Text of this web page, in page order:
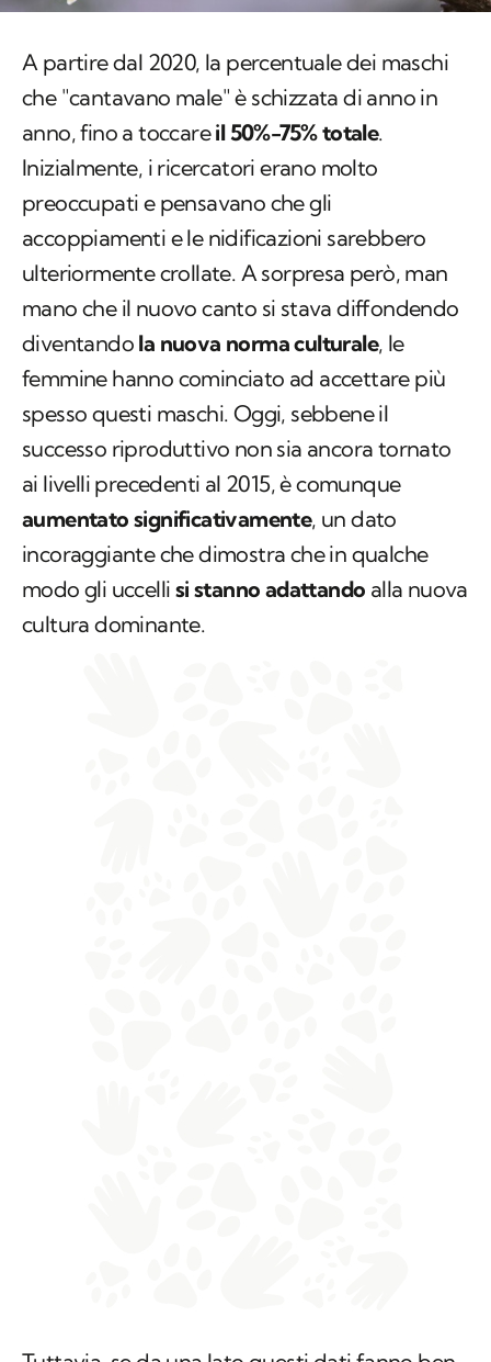
A partire dal 2020, la percentuale dei maschi
che "cantavano male" è schizzata di anno in
anno, fino a toccareil 50%-75% totale.
Inizialmente, i ricercatori erano molto
preoccupati e pensavano che gli
accoppiamenti e le nidificazioni sarebbero
ulteriormente crollate. A sorpresa però, man
mano che il nuovo canto si stava diffondendo
diventando la nuova norma culturale, le
femmine hanno cominciato ad accettare più
spesso questi maschi. Oggi, sebbene il
successo riproduttivo non sia ancora tornato
ai livelli precedenti al 2015, è comunque
aumentato significativamente, un dato
incoraggiante che dimostra che in qualche
modo gli uccelli si stanno adattando alla nuova
cultura dominante.